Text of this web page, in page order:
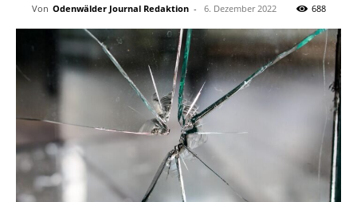
Von Odenwälder Journal Redaktion - 6. Dezember 2022 688